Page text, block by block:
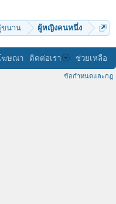
ขนาน ผู้หญิงคนหนึ่ง
ฆษณา ติดต่อเรา ช่วยเหลือ
ข้อกำหนดและกฎ